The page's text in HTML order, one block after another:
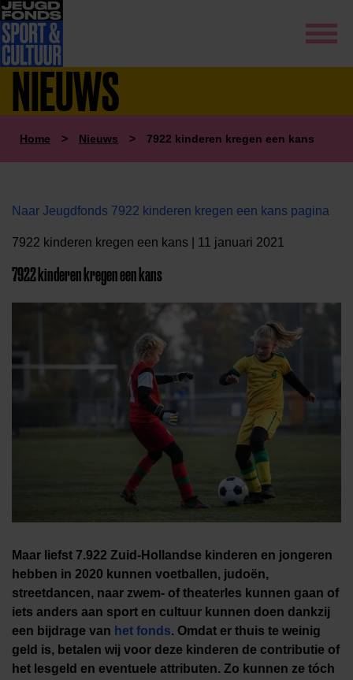
NIEUWS
Home > Nieuws > 7922 kinderen kregen een kans
Naar Jeugdfonds 7922 kinderen kregen een kans pagina
7922 kinderen kregen een kans | 11 januari 2021
7922 kinderen kregen een kans
Maar liefst 7.922 Zuid-Hollandse kinderen en jongeren
hebben in 2020 kunnen voetballen, judoën,
streetdancen, naar zwem- of theaterles kunnen gaan of
iets anders aan sport en cultuur kunnen doen dankzij
een bijdrage van het fonds. Omdat er thuis te weinig
geld is, betalen wij voor deze kinderen de contributie of
het lesgeld en eventuele attributen. Zo kunnen ze tóch